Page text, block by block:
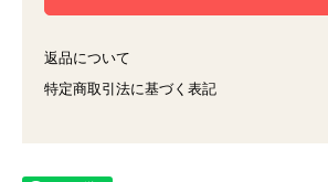
返品について
特定商取引法に基づく表記